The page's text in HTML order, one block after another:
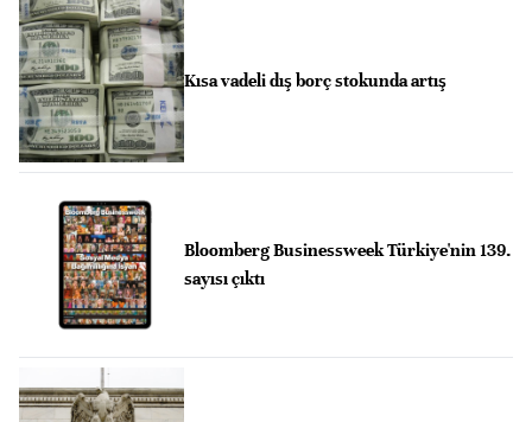
Kısa vadeli dış borç stokunda artış
Bloomberg Businessweek Türkiye'nin 139.
sayısı çıktı